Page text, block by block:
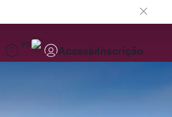
PT AcessarInscrição